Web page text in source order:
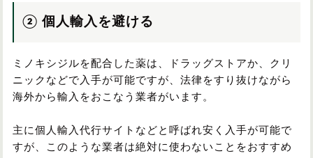
② 個人輸入を避ける
ミノキシジルを配合した薬は、ドラッグストアか、クリ
ニックなどで入手が可能ですが、法律をすり抜けながら
海外から輸入をおこなう業者がいます。
主に個人輸入代行サイトなどと呼ばれ安く入手が可能で
すが、このような業者は絶対に使わないことをおすすめ